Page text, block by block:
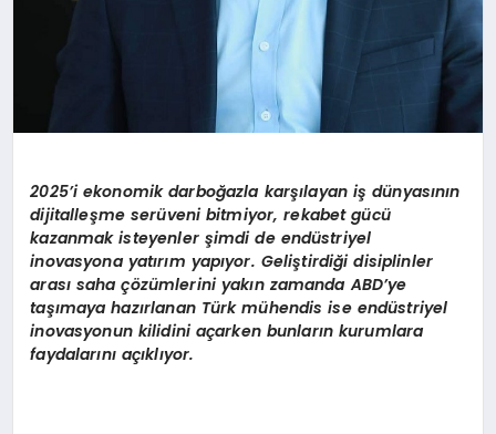
2025’i ekonomik darboğazla karşılayan iş dünyasının
dijitalleşme serüveni bitmiyor, rekabet gücü
kazanmak isteyenler şimdi de endüstriyel
inovasyona yatırım yapıyor. Geliştirdiği disiplinler
arası saha çözümlerini yakın zamanda ABD’ye
taşımaya hazırlanan Türk mühendis ise endüstriyel
inovasyonun kilidini açarken bunların kurumlara
faydalarını açıklıyor.